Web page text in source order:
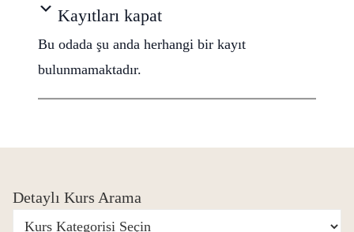
Kayıtları kapat
Bu odada şu anda herhangi bir kayıt
bulunmamaktadır.
Detaylı Kurs Arama